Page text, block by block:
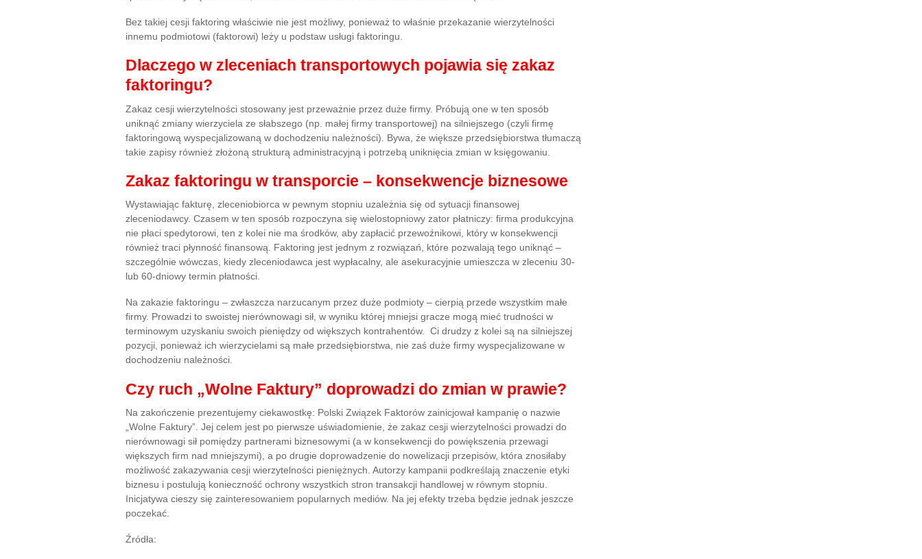
Bez takiej cesji faktoring właściwie nie jest możliwy, ponieważ to właśnie przekazanie wierzytelności
innemu podmiotowi (faktorowi) leży u podstaw usługi faktoringu.
Dlaczego w zleceniach transportowych pojawia się zakaz
faktoringu?
Zakaz cesji wierzytelności stosowany jest przeważnie przez duże firmy. Próbują one w ten sposób
uniknąć zmiany wierzyciela ze słabszego (np. małej firmy transportowej) na silniejszego (czyli firmę
faktoringową wyspecjalizowaną w dochodzeniu należności). Bywa, że większe przedsiębiorstwa tłumaczą
takie zapisy również złożoną strukturą administracyjną i potrzebą uniknięcia zmian w księgowaniu.
Zakaz faktoringu w transporcie – konsekwencje biznesowe
Wystawiając fakturę, zleceniobiorca w pewnym stopniu uzależnia się od sytuacji finansowej
zleceniodawcy. Czasem w ten sposób rozpoczyna się wielostopniowy zator płatniczy: firma produkcyjna
nie płaci spedytorowi, ten z kolei nie ma środków, aby zapłacić przewoźnikowi, który w konsekwencji
również traci płynność finansową. Faktoring jest jednym z rozwiązań, które pozwalają tego uniknąć –
szczególnie wówczas, kiedy zleceniodawca jest wypłacalny, ale asekuracyjnie umieszcza w zleceniu 30-
lub 60-dniowy termin płatności.
Na zakazie faktoringu – zwłaszcza narzucanym przez duże podmioty – cierpią przede wszystkim małe
firmy. Prowadzi to swoistej nierównowagi sił, w wyniku której mniejsi gracze mogą mieć trudności w
terminowym uzyskaniu swoich pieniędzy od większych kontrahentów. Ci drudzy z kolei są na silniejszej
pozycji, ponieważ ich wierzycielami są małe przedsiębiorstwa, nie zaś duże firmy wyspecjalizowane w
dochodzeniu należności.
Czy ruch „Wolne Faktury” doprowadzi do zmian w prawie?
Na zakończenie prezentujemy ciekawostkę: Polski Związek Faktorów zainicjował kampanię o nazwie
„Wolne Faktury”. Jej celem jest po pierwsze uświadomienie, że zakaz cesji wierzytelności prowadzi do
nierównowagi sił pomiędzy partnerami biznesowymi (a w konsekwencji do powiększenia przewagi
większych firm nad mniejszymi), a po drugie doprowadzenie do nowelizacji przepisów, która znosiłaby
możliwość zakazywania cesji wierzytelności pieniężnych. Autorzy kampanii podkreślają znaczenie etyki
biznesu i postulują konieczność ochrony wszystkich stron transakcji handlowej w równym stopniu.
Inicjatywa cieszy się zainteresowaniem popularnych mediów. Na jej efekty trzeba będzie jednak jeszcze
poczekać.
Źródła: